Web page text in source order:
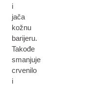
i
jača
kožnu
barijeru.
Takođe
smanjuje
crvenilo
i